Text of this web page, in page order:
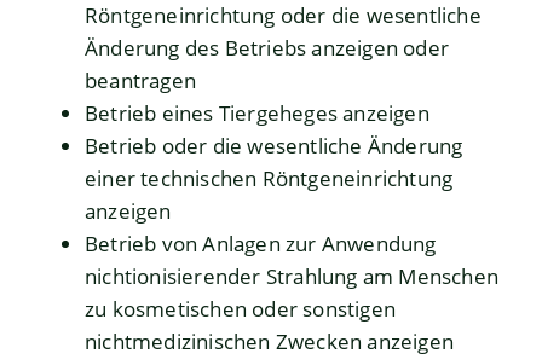
Röntgeneinrichtung oder die wesentliche
Änderung des Betriebs anzeigen oder
beantragen
Betrieb eines Tiergeheges anzeigen
Betrieb oder die wesentliche Änderung
einer technischen Röntgeneinrichtung
anzeigen
Betrieb von Anlagen zur Anwendung
nichtionisierender Strahlung am Menschen
zu kosmetischen oder sonstigen
nichtmedizinischen Zwecken anzeigen